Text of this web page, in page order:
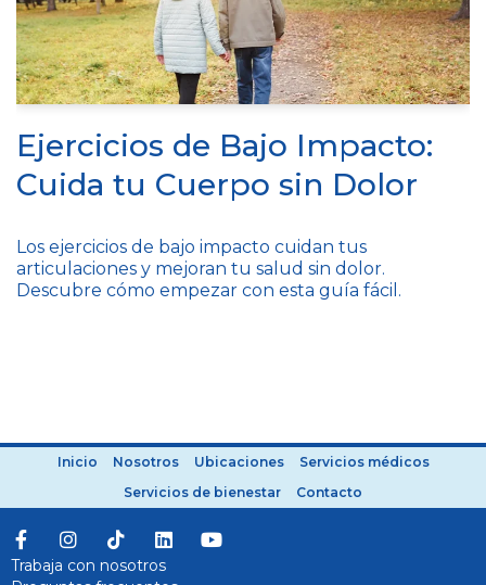
Ejercicios de Bajo Impacto:
Cuida tu Cuerpo sin Dolor
Los ejercicios de bajo impacto cuidan tus
articulaciones y mejoran tu salud sin dolor.
Descubre cómo empezar con esta guía fácil.
Inicio Nosotros Ubicaciones
Servicios médicos
Servicios de bienestar
Contacto
Trabaja con nosotros